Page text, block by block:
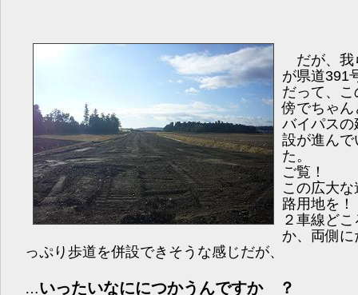
だが、我
が県道391
だって、こ
傍でちゃん
バイパスの
設が進んで
た。
ご覧！
この広大な
路用地を！
２車線どこ
か、両側に
っぷり歩道を併設できそうな感じだが、
…いったいなににつかうんですか ？